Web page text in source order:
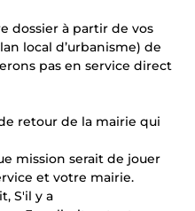
dossier à partir de vos
local d’urbanisme) de
pas en service direct
retour de la mairie qui
mission serait de jouer
et votre mairie.
S'il y a